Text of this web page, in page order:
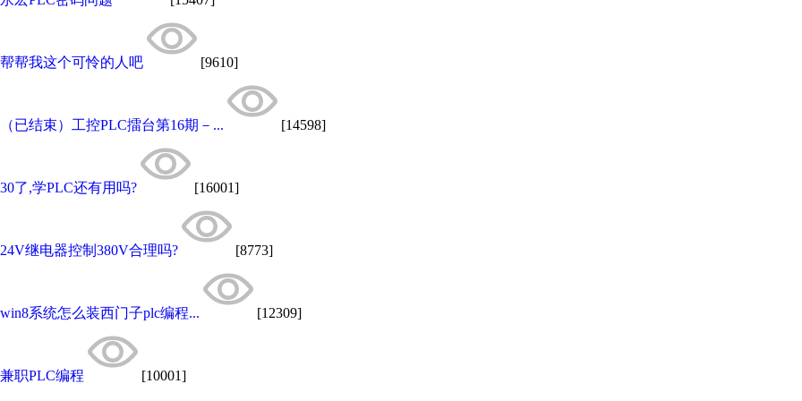
帮帮我这个可怜的人吧 [9610]
（已结束）工控PLC擂台第16期－... [14598]
30了,学PLC还有用吗? [16001]
24V继电器控制380V合理吗? [8773]
win8系统怎么装西门子plc编程... [12309]
兼职PLC编程 [10001]